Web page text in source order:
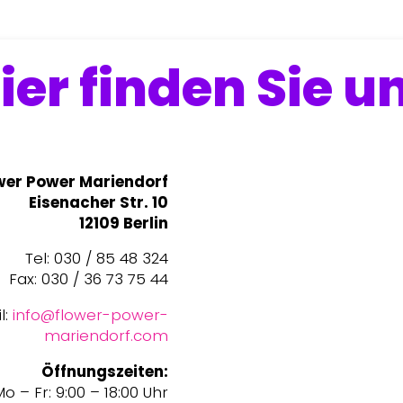
finden Sie
Power Mariendorf
Eisenacher Str. 10
12109 Berlin
Tel: 030 / 85 48 324
Fax: 030 / 36 73 75 44
info@flower-power-
mariendorf.com
Öffnungszeiten:
– Fr: 9:00 – 18:00 Uhr